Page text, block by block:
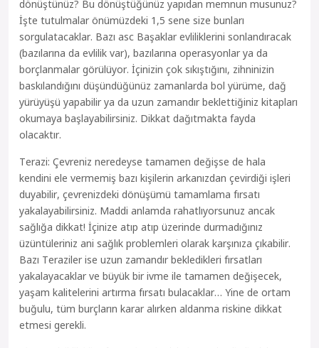
dönüştünüz? Bu dönüştüğünüz yapıdan memnun musunuz?
İşte tutulmalar önümüzdeki 1,5 sene size bunları
sorgulatacaklar. Bazı asc Başaklar evliliklerini sonlandıracak
(bazılarına da evlilik var), bazılarına operasyonlar ya da
borçlanmalar görülüyor. İçinizin çok sıkıştığını, zihninizin
baskılandığını düşündüğünüz zamanlarda bol yürüme, dağ
yürüyüşü yapabilir ya da uzun zamandır beklettiğiniz kitapları
okumaya başlayabilirsiniz. Dikkat dağıtmakta fayda
olacaktır.
Terazi: Çevreniz neredeyse tamamen değişse de hala
kendini ele vermemiş bazı kişilerin arkanızdan çevirdiği işleri
duyabilir, çevrenizdeki dönüşümü tamamlama fırsatı
yakalayabilirsiniz. Maddi anlamda rahatlıyorsunuz ancak
sağlığa dikkat! İçinize atıp atıp üzerinde durmadığınız
üzüntüleriniz ani sağlık problemleri olarak karşınıza çıkabilir.
Bazı Teraziler ise uzun zamandır bekledikleri fırsatları
yakalayacaklar ve büyük bir ivme ile tamamen değişecek,
yaşam kalitelerini artırma fırsatı bulacaklar… Yine de ortam
buğulu, tüm burçların karar alırken aldanma riskine dikkat
etmesi gerekli.